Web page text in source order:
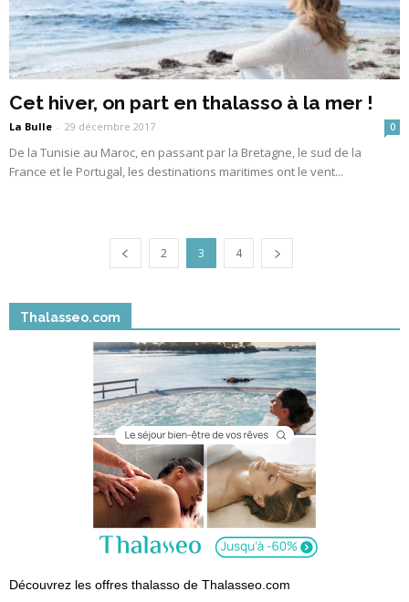
Cet hiver, on part en thalasso à la mer !
La Bulle - 29 décembre 2017 0
De la Tunisie au Maroc, en passant par la Bretagne, le sud de la
France et le Portugal, les destinations maritimes ont le vent...
2 3 4
Thalasseo.com
Découvrez les offres thalasso de Thalasseo.com